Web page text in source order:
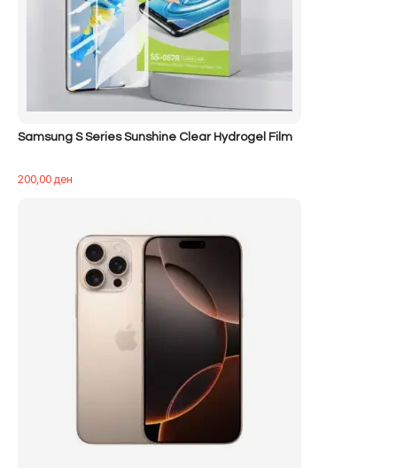
Samsung S Series Sunshine Clear Hydrogel Film
200,00ден